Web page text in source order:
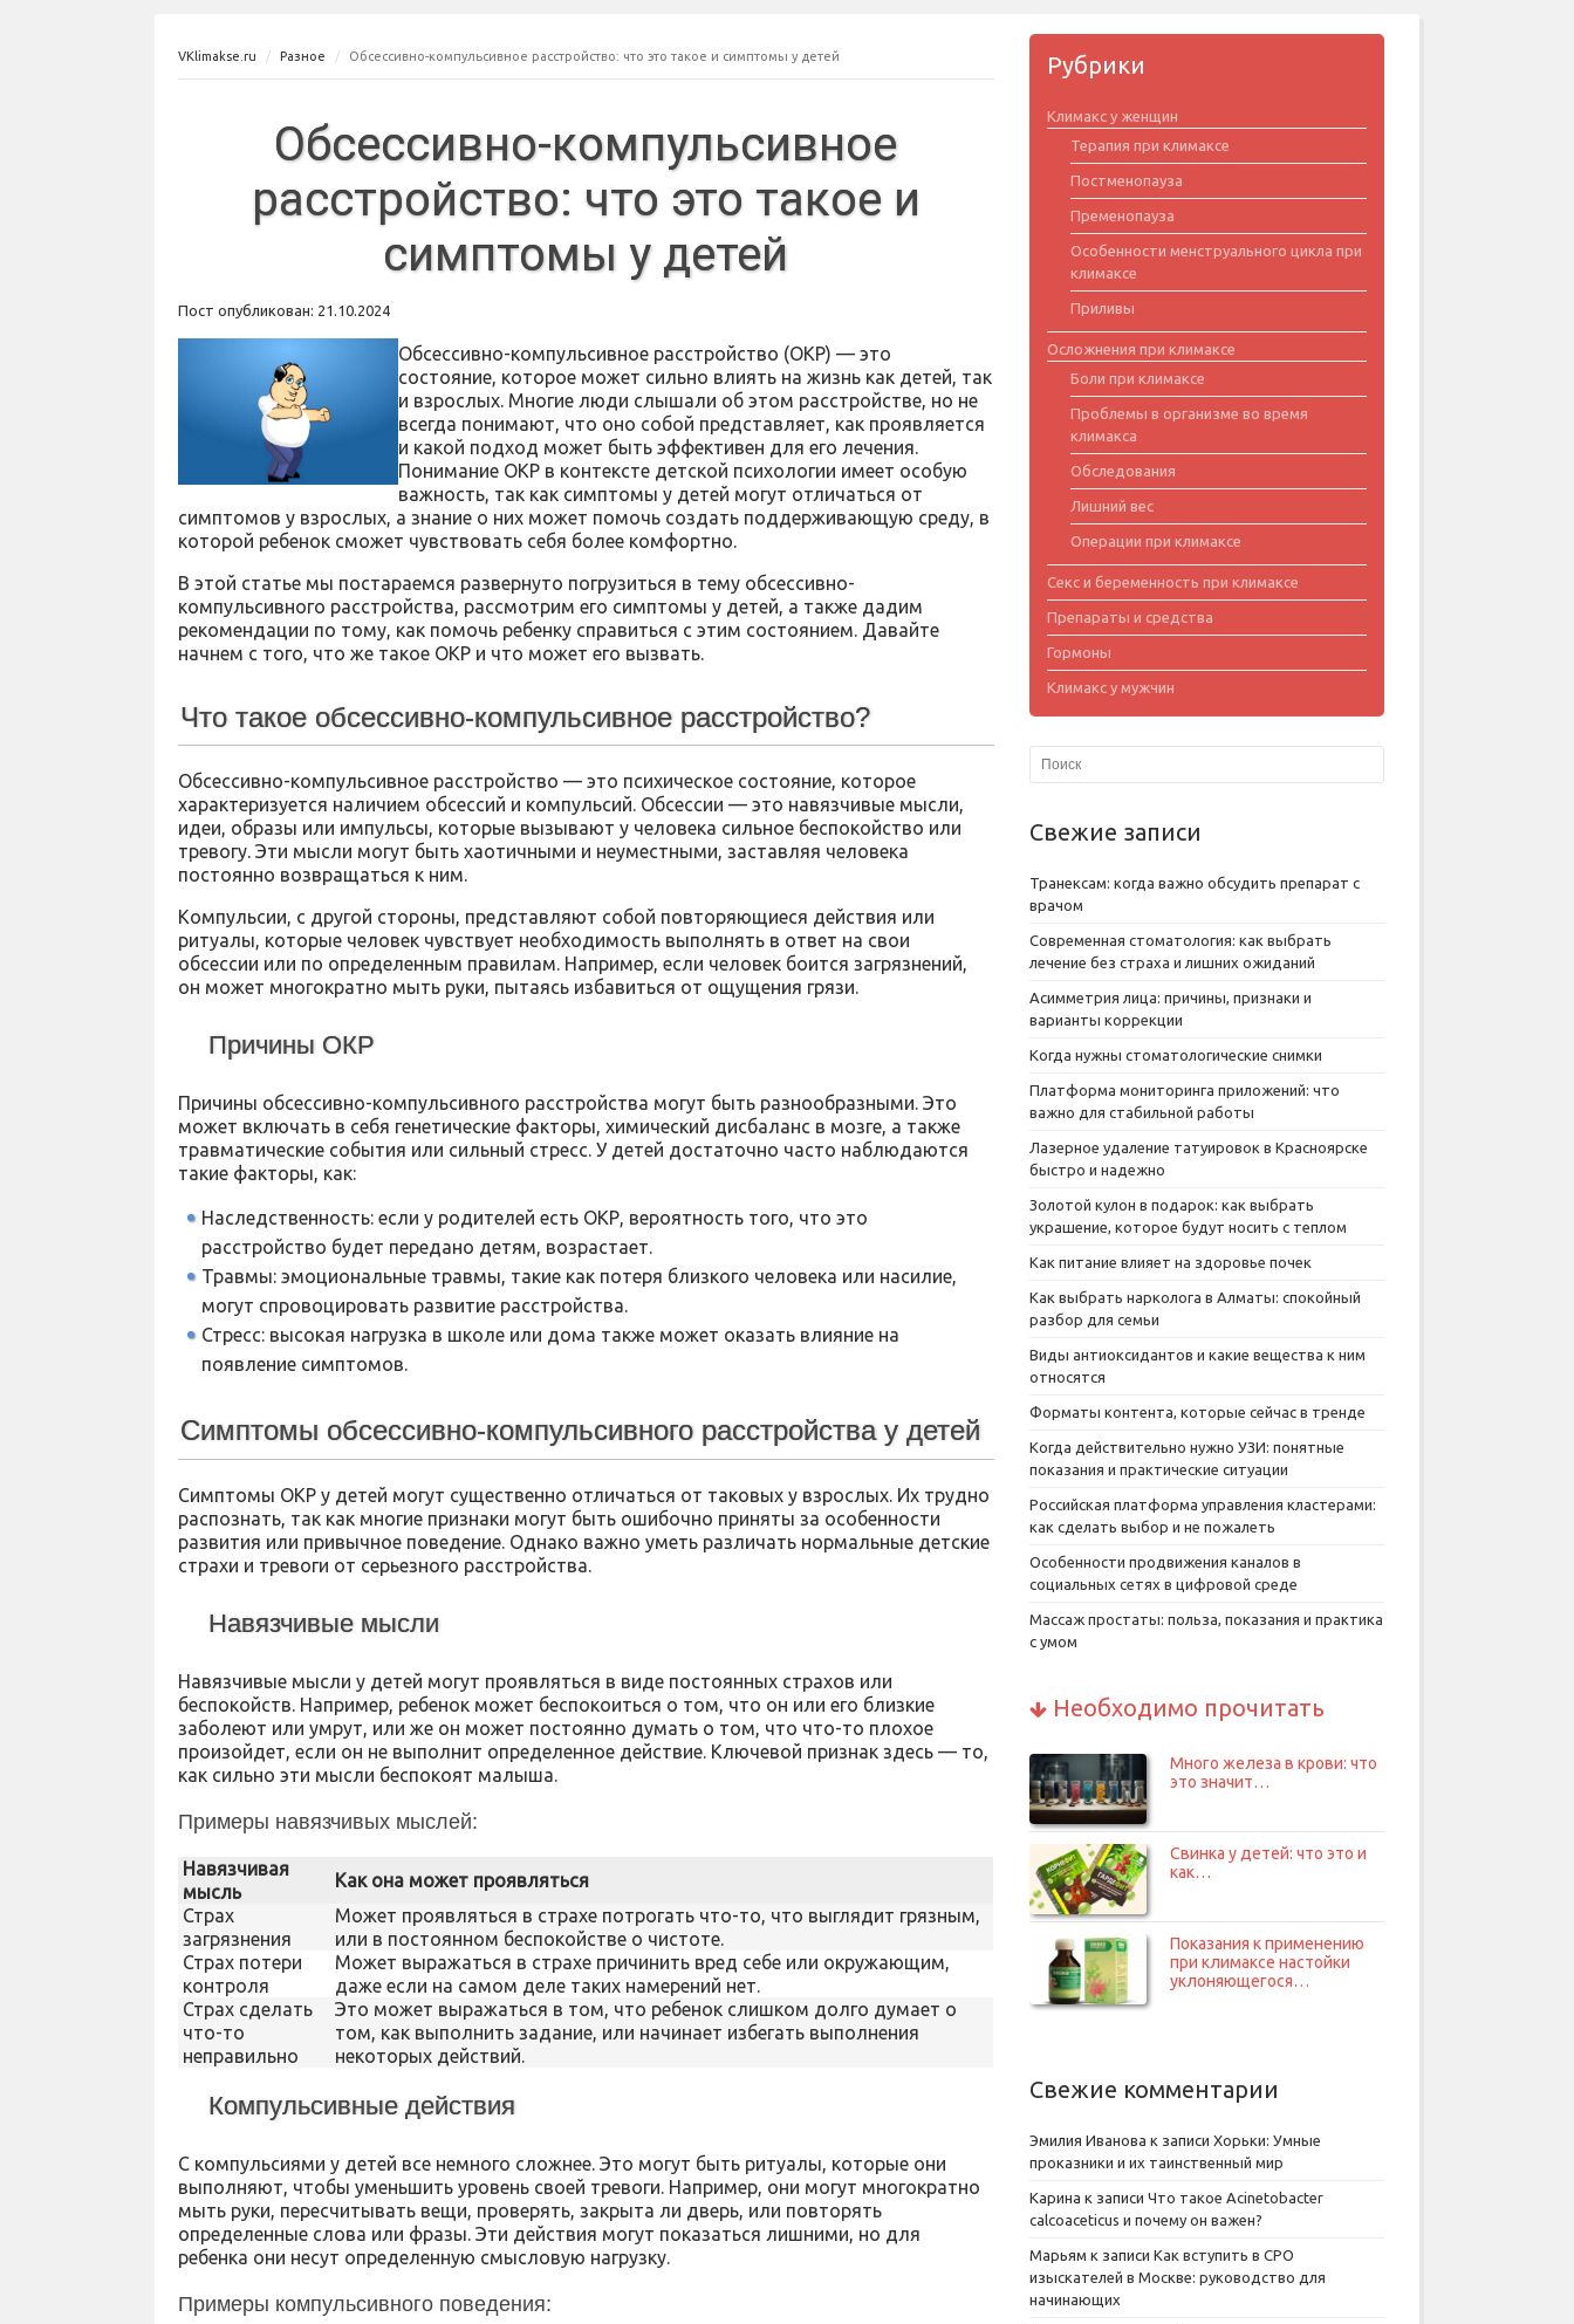
VKlimakse.ru Разное Обсессивно-компульсивное расстройство: что это такое и симптомы у детей
Обсессивно-компульсивное
расстройство: что это такое и
симптомы у детей
Пост опубликован: 21.10.2024
Обсессивно-компульсивное расстройство (ОКР) — это
состояние, которое может сильно влиять на жизнь как детей, так
и взрослых. Многие люди слышали об этом расстройстве, но не
всегда понимают, что оно собой представляет, как проявляется
и какой подход может быть эффективен для его лечения.
Понимание ОКР в контексте детской психологии имеет особую
важность, так как симптомы у детей могут отличаться от
симптомов у взрослых, а знание о них может помочь создать поддерживающую среду, в
которой ребенок сможет чувствовать себя более комфортно.
В этой статье мы постараемся развернуто погрузиться в тему обсессивно-
компульсивного расстройства, рассмотрим его симптомы у детей, а также дадим
рекомендации по тому, как помочь ребенку справиться с этим состоянием. Давайте
начнем с того, что же такое ОКР и что может его вызвать.
Что такое обсессивно-компульсивное расстройство?
Обсессивно-компульсивное расстройство — это психическое состояние, которое
характеризуется наличием обсессий и компульсий. Обсессии — это навязчивые мысли,
идеи, образы или импульсы, которые вызывают у человека сильное беспокойство или
тревогу. Эти мысли могут быть хаотичными и неуместными, заставляя человека
постоянно возвращаться к ним.
Компульсии, с другой стороны, представляют собой повторяющиеся действия или
ритуалы, которые человек чувствует необходимость выполнять в ответ на свои
обсессии или по определенным правилам. Например, если человек боится загрязнений,
он может многократно мыть руки, пытаясь избавиться от ощущения грязи.
Причины ОКР
Причины обсессивно-компульсивного расстройства могут быть разнообразными. Это
может включать в себя генетические факторы, химический дисбаланс в мозге, а также
травматические события или сильный стресс. У детей достаточно часто наблюдаются
такие факторы, как:
Наследственность: если у родителей есть ОКР, вероятность того, что это
расстройство будет передано детям, возрастает.
Травмы: эмоциональные травмы, такие как потеря близкого человека или насилие,
могут спровоцировать развитие расстройства.
Стресс: высокая нагрузка в школе или дома также может оказать влияние на
появление симптомов.
Симптомы обсессивно-компульсивного расстройства у детей
Симптомы ОКР у детей могут существенно отличаться от таковых у взрослых. Их трудно
распознать, так как многие признаки могут быть ошибочно приняты за особенности
развития или привычное поведение. Однако важно уметь различать нормальные детские
страхи и тревоги от серьезного расстройства.
Навязчивые мысли
Навязчивые мысли у детей могут проявляться в виде постоянных страхов или
беспокойств. Например, ребенок может беспокоиться о том, что он или его близкие
заболеют или умрут, или же он может постоянно думать о том, что что-то плохое
произойдет, если он не выполнит определенное действие. Ключевой признак здесь — то,
как сильно эти мысли беспокоят малыша.
Примеры навязчивых мыслей:
Навязчивая
мысль
Как она может проявляться
Страх
загрязнения
Может проявляться в страхе потрогать что-то, что выглядит грязным,
или в постоянном беспокойстве о чистоте.
Страх потери
контроля
Может выражаться в страхе причинить вред себе или окружающим,
даже если на самом деле таких намерений нет.
Страх сделать
что-то
неправильно
Это может выражаться в том, что ребенок слишком долго думает о
том, как выполнить задание, или начинает избегать выполнения
некоторых действий.
Компульсивные действия
С компульсиями у детей все немного сложнее. Это могут быть ритуалы, которые они
выполняют, чтобы уменьшить уровень своей тревоги. Например, они могут многократно
мыть руки, пересчитывать вещи, проверять, закрыта ли дверь, или повторять
определенные слова или фразы. Эти действия могут показаться лишними, но для
ребенка они несут определенную смысловую нагрузку.
Примеры компульсивного поведения:
Рубрики
Климакс у женщин
Терапия при климаксе
Постменопауза
Пременопауза
Особенности менструального цикла при
климаксе
Приливы
Осложнения при климаксе
Боли при климаксе
Проблемы в организме во время
климакса
Обследования
Лишний вес
Операции при климаксе
Секс и беременность при климаксе
Препараты и средства
Гормоны
Климакс у мужчин
Свежие записи
Транексам: когда важно обсудить препарат с
врачом
Современная стоматология: как выбрать
лечение без страха и лишних ожиданий
Асимметрия лица: причины, признаки и
варианты коррекции
Когда нужны стоматологические снимки
Платформа мониторинга приложений: что
важно для стабильной работы
Лазерное удаление татуировок в Красноярске
быстро и надежно
Золотой кулон в подарок: как выбрать
украшение, которое будут носить с теплом
Как питание влияет на здоровье почек
Как выбрать нарколога в Алматы: спокойный
разбор для семьи
Виды антиоксидантов и какие вещества к ним
относятся
Форматы контента, которые сейчас в тренде
Когда действительно нужно УЗИ: понятные
показания и практические ситуации
Российская платформа управления кластерами:
как сделать выбор и не пожалеть
Особенности продвижения каналов в
социальных сетях в цифровой среде
Массаж простаты: польза, показания и практика
с умом
Необходимо прочитать
Много железа в крови: что
это значит…
Свинка у детей: что это и
как…
Показания к применению
при климаксе настойки
уклоняющегося…
Свежие комментарии
Эмилия Иванова к записи Хорьки: Умные
проказники и их таинственный мир
Карина к записи Что такое Acinetobacter
calcoaceticus и почему он важен?
Марьям к записи Как вступить в СРО
изыскателей в Москве: руководство для
начинающих